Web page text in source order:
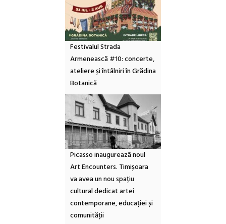
Festivalul Strada
Armenească #10: concerte,
ateliere și întâlniri în Grădina
Botanică
Picasso inaugurează noul
Art Encounters. Timișoara
va avea un nou spațiu
cultural dedicat artei
contemporane, educației și
comunității